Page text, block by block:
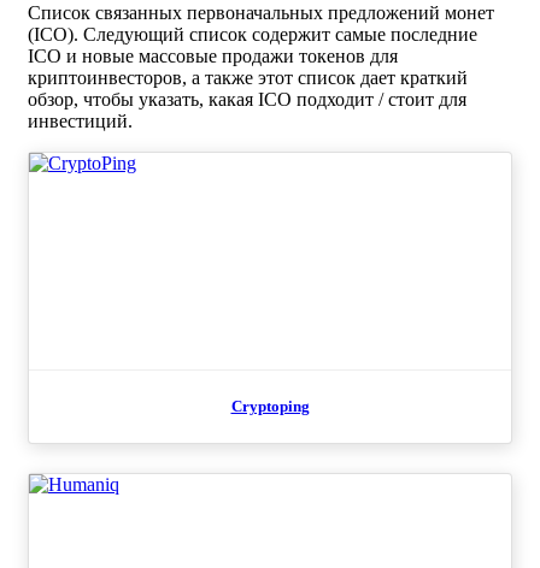
Список связанных первоначальных предложений монет
(ICO). Следующий список содержит самые последние
ICO и новые массовые продажи токенов для
криптоинвесторов, а также этот список дает краткий
обзор, чтобы указать, какая ICO подходит / стоит для
инвестиций.
Cryptoping